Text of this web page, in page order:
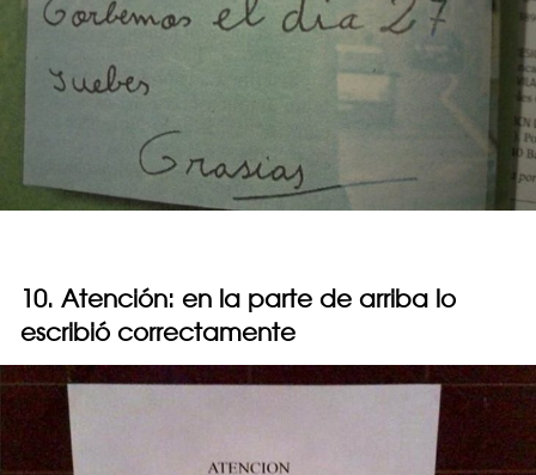
10. Atención: en la parte de arriba lo
escribió correctamente